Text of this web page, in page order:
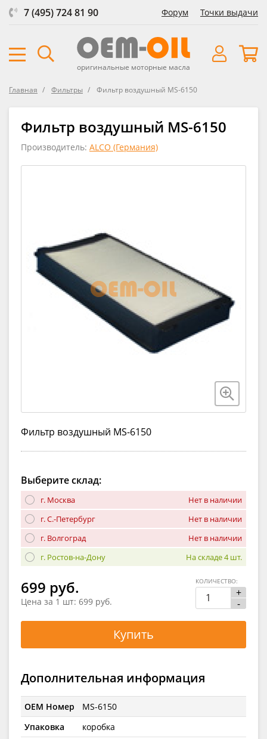
7 (495) 724 81 90 Форум Точки выдачи
оригинальные моторные масла
Главная Фильтры Фильтр воздушный MS-6150
Фильтр воздушный MS-6150
Производитель: ALCO (Германия)
Фильтр воздушный MS-6150
Выберите склад:
г. Москва
Нет в наличии
г. С.-Петербург
Нет в наличии
г. Волгоград
Нет в наличии
г. Ростов-на-Дону
На складе 4 шт.
699 руб.
Цена за 1 шт: 699 руб.
+
-
КОЛИЧЕСТВО:
Купить
Дополнительная информация
OEM Номер
MS-6150
Упаковка
коробка